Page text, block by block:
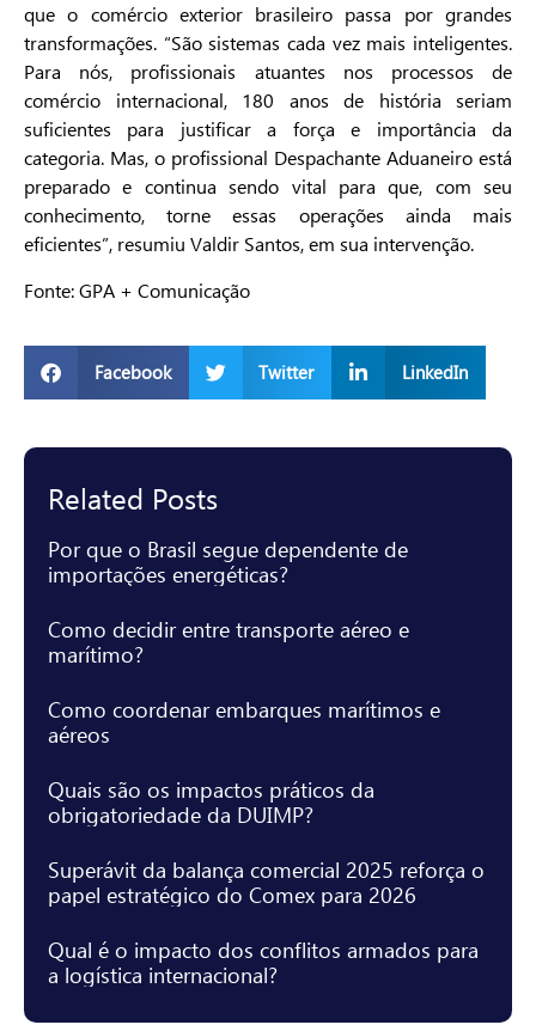
que o comércio exterior brasileiro passa por grandes
transformações. “São sistemas cada vez mais inteligentes.
Para nós, profissionais atuantes nos processos de
comércio internacional, 180 anos de história seriam
suficientes para justificar a força e importância da
categoria. Mas, o profissional Despachante Aduaneiro está
preparado e continua sendo vital para que, com seu
conhecimento, torne essas operações ainda mais
eficientes”, resumiu Valdir Santos, em sua intervenção.
Fonte: GPA + Comunicação
Facebook Twitter LinkedIn
Related Posts
Por que o Brasil segue dependente de
importações energéticas?
Como decidir entre transporte aéreo e
marítimo?
Como coordenar embarques marítimos e
aéreos
Quais são os impactos práticos da
obrigatoriedade da DUIMP?
Superávit da balança comercial 2025 reforça o
papel estratégico do Comex para 2026
Qual é o impacto dos conflitos armados para
a logística internacional?